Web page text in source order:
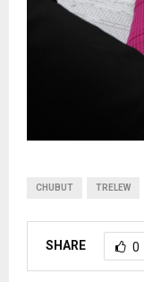
CHUBUT TRELEW
SHARE 0